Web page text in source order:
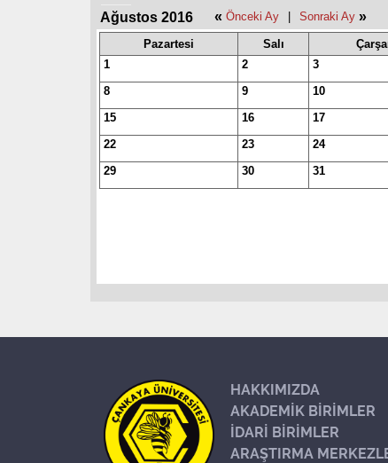
Ağustos 2016 « Önceki Ay Sonraki Ay »
Pazartesi Salı
1
2 3
8
9 10
15
16 17
22
23 24
29
30 31
HAKKIMIZDA
AKADEMİK BİRİMLER
İDARİ BİRİMLER
ARAŞTIRMA